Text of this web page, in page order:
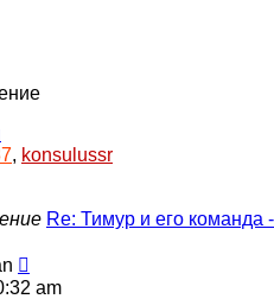
, konsulussr
Re: Тимур и его команда -
к am